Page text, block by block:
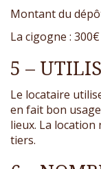
Montant du
La cigogne :
5 –
Le locataire
en fait bon
lieux. La location
tiers.